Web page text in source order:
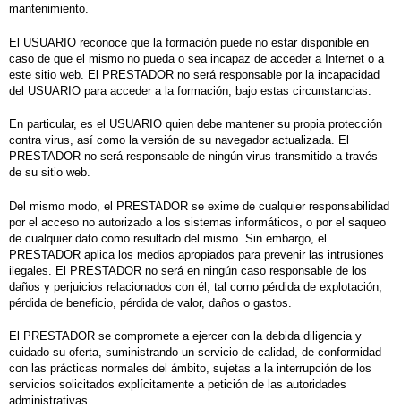
mantenimiento.
El USUARIO reconoce que la formación puede no estar disponible en
caso de que el mismo no pueda o sea incapaz de acceder a Internet o a
este sitio web. El PRESTADOR no será responsable por la incapacidad
del USUARIO para acceder a la formación, bajo estas circunstancias.
En particular, es el USUARIO quien debe mantener su propia protección
contra virus, así como la versión de su navegador actualizada. El
PRESTADOR no será responsable de ningún virus transmitido a través
de su sitio web.
Del mismo modo, el PRESTADOR se exime de cualquier responsabilidad
por el acceso no autorizado a los sistemas informáticos, o por el saqueo
de cualquier dato como resultado del mismo. Sin embargo, el
PRESTADOR aplica los medios apropiados para prevenir las intrusiones
ilegales. El PRESTADOR no será en ningún caso responsable de los
daños y perjuicios relacionados con él, tal como pérdida de explotación,
pérdida de beneficio, pérdida de valor, daños o gastos.
El PRESTADOR se compromete a ejercer con la debida diligencia y
cuidado su oferta, suministrando un servicio de calidad, de conformidad
con las prácticas normales del ámbito, sujetas a la interrupción de los
servicios solicitados explícitamente a petición de las autoridades
administrativas.